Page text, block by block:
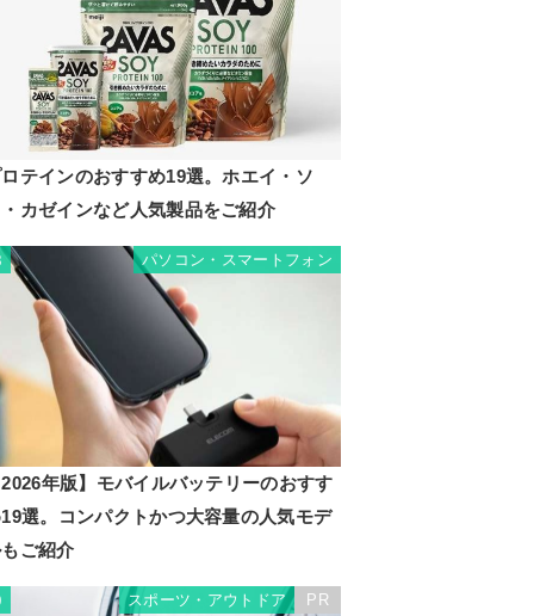
テインのおすすめ19選。ホエイ・ソ
カゼインなど人気製品をご紹介
パソコン・スマートフォン
年版】モバイルバッテリーのおすす
選。コンパクトかつ大容量の人気モデ
ご紹介
スポーツ・アウトドア PR